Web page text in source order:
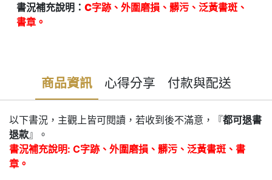
書況補充說明： C字跡、外圍磨損、髒污、泛黃書斑、
書章。
商品資訊 心得分享 付款與配送
以下書況，主觀上皆可閱讀，若收到後不滿意，『都可退書
退款』。
書況補充說明: C字跡、外圍磨損、髒污、泛黃書斑、書
章。